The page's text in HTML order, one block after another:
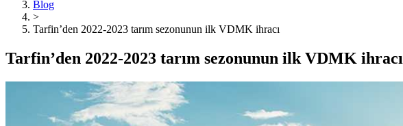
Blog
>
Tarfin’den 2022-2023 tarım sezonunun ilk VDMK ihracı
Tarfin’den 2022-2023 tarım sezonunun ilk VDMK ihracı